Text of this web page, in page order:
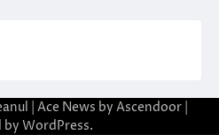
| Ace News by Ascendoor
by WordPress.